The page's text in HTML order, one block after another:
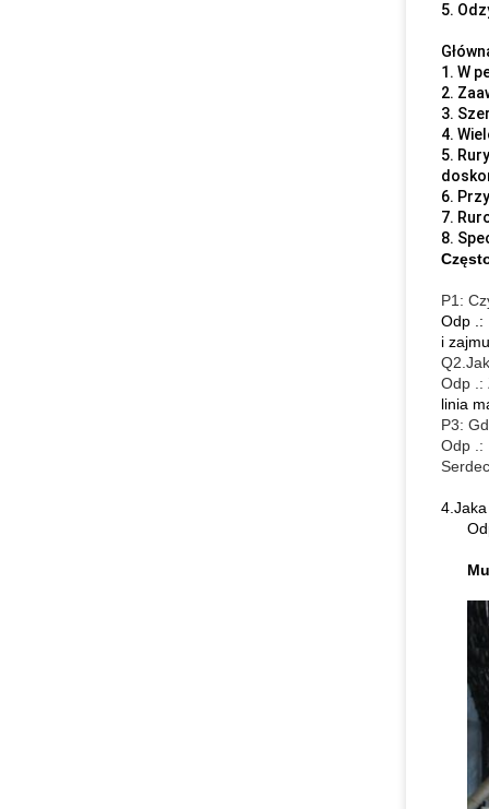
5.
1. W
2.
3.
4.
5.
6.
7.
8.
P1:
Odp .:
i
Odp .:
linia
P3:
Odp .: